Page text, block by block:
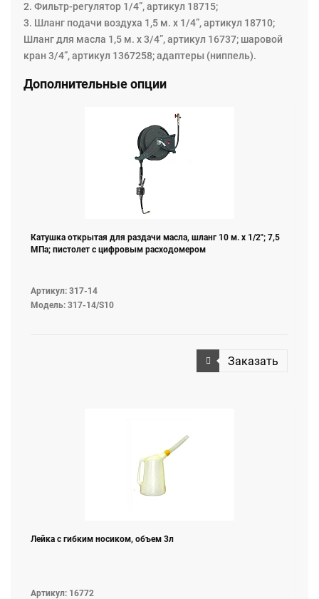
2. Фильтр-регулятор 1/4”, артикул 18715;
3. Шланг подачи воздуха 1,5 м. х 1/4”, артикул 18710;
Шланг для масла 1,5 м. х 3/4”, артикул 16737; шаровой
кран 3/4”, артикул 1367258; адаптеры (ниппель).
Дополнительные опции
Катушка открытая для раздачи масла, шланг 10 м. х 1/2"; 7,5
МПа; пистолет с цифровым расходомером
Артикул: 317-14
Модель: 317-14/S10
Заказать
Лейка с гибким носиком, объем 3л
Артикул: 16772